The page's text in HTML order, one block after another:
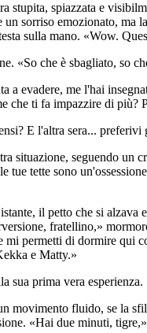
spiazzata e
sorriso emozionato, ma
sulla mano. «Wow.
«So che è sbagliato, so
evadere, me l'hai
che ti fa impazzire di più?
E l'altra sera...
situazione, seguendo un
tette sono
il petto che si alzava
fratellino,»
permetti di dormire qui
e Matty.»
sua prima vera esperienza.
movimento fluido, se la
«Hai due minuti,